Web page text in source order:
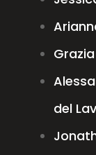
del